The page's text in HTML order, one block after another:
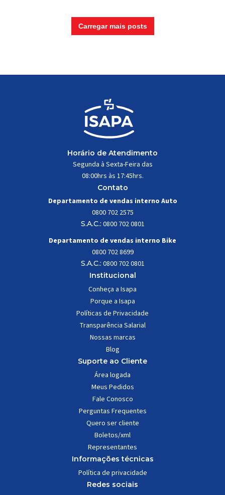
movimentos do volante,
garantindo estabilidade e
controle em diferentes
esforços mecânicos, […]
Carregar mais posts
Horário de Atendimento
Segunda à Sexta-Feira das
08:00hrs às 17:45hrs.
Contato
Departamento de vendas interno Auto
0800 702 2575
S.A.C.: 0800 702 0801
Departamento de vendas interno Bike
0800 702 8699
S.A.C.: 0800 702 0801
Institucional
Conheça a Isapa
Porque a Isapa
Políticas de Privacidade
Transparência Salarial
Nossas marcas
Blog
Suporte ao Cliente
Área logada
Meus Pedidos
Fale Conosco
Perguntas Frequentes
Quero ser cliente
Boletos/xml
Representantes
Informações técnicas
Política de privacidade
Redes sociais